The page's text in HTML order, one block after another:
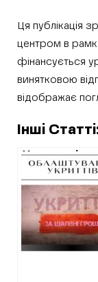
Ця публікація
центром в
фінансується
винятковою
відображає
Інші
У громаді на
Харківщині
розірвали
на
укриття з
коштовним